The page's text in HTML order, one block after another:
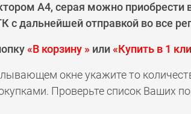
А4, серая можно приобрести
с дальнейшей отправкой во все
«В корзину » или«Купить в 1
окне укажите то
Проверьте список Ваших